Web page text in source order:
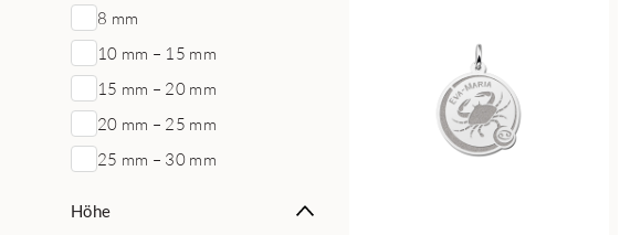
8 mm
10 mm – 15 mm
15 mm – 20 mm
20 mm – 25 mm
25 mm – 30 mm
Höhe